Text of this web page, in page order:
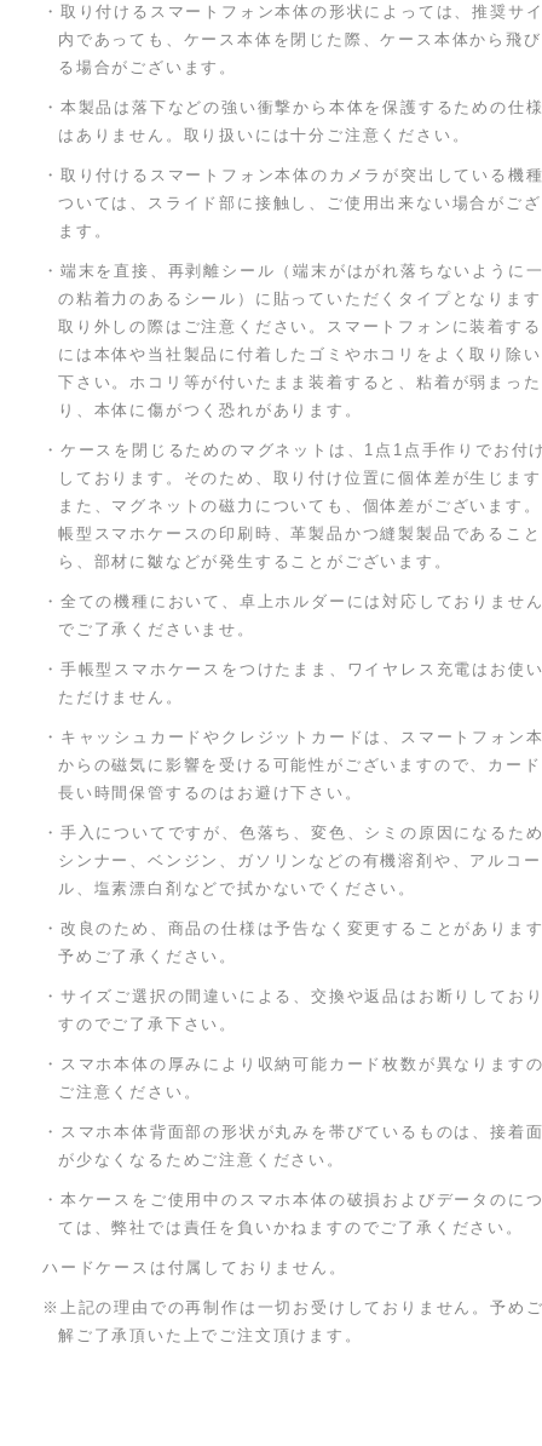
・取り付けるスマートフォン本体の形状によっては、推奨サ
内であっても、ケース本体を閉じた際、ケース本体から飛
る場合がございます。
・本製品は落下などの強い衝撃から本体を保護するための仕
はありません。取り扱いには十分ご注意ください。
・取り付けるスマートフォン本体のカメラが突出している機
ついては、スライド部に接触し、ご使用出来ない場合がご
ます。
・端末を直接、再剥離シール（端末がはがれ落ちないように
の粘着力のあるシール）に貼っていただくタイプとなりま
取り外しの際はご注意ください。スマートフォンに装着す
には本体や当社製品に付着したゴミやホコリをよく取り除
下さい。ホコリ等が付いたまま装着すると、粘着が弱まった
り、本体に傷がつく恐れがあります。
・ケースを閉じるためのマグネットは、1点1点手作りでお付
しております。そのため、取り付け位置に個体差が生じま
また、マグネットの磁力についても、個体差がございます
帳型スマホケースの印刷時、革製品かつ縫製製品であるこ
ら、部材に皺などが発生することがございます。
・全ての機種において、卓上ホルダーには対応しておりませ
でご了承くださいませ。
・手帳型スマホケースをつけたまま、ワイヤレス充電はお使
ただけません。
・キャッシュカードやクレジットカードは、スマートフォン
からの磁気に影響を受ける可能性がございますので、カー
長い時間保管するのはお避け下さい。
・手入についてですが、色落ち、変色、シミの原因になるた
シンナー、ベンジン、ガソリンなどの有機溶剤や、アルコー
ル、塩素漂白剤などで拭かないでください。
・改良のため、商品の仕様は予告なく変更することがありま
予めご了承ください。
・サイズご選択の間違いによる、交換や返品はお断りしてお
すのでご了承下さい。
・スマホ本体の厚みにより収納可能カード枚数が異なります
ご注意ください。
・スマホ本体背面部の形状が丸みを帯びているものは、接着
が少なくなるためご注意ください。
・本ケースをご使用中のスマホ本体の破損およびデータのに
ては、弊社では責任を負いかねますのでご了承ください。
ハードケースは付属しておりません。
※上記の理由での再制作は一切お受けしておりません。予め
解ご了承頂いた上でご注文頂けます。